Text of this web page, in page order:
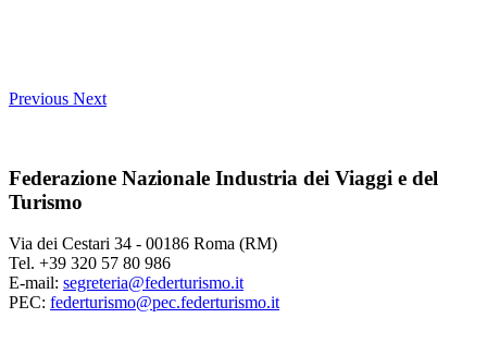
Previous Next
Federazione Nazionale Industria dei Viaggi e del
Turismo
Via dei Cestari 34 - 00186 Roma (RM)
Tel. +39 320 57 80 986
E-mail: segreteria@federturismo.it
PEC: federturismo@pec.federturismo.it